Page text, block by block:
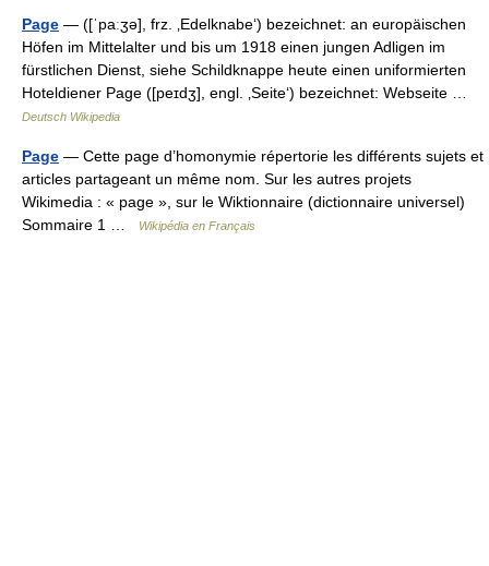
Page — ([ˈpaːʒə], frz. ‚Edelknabe‘) bezeichnet: an europäischen
Höfen im Mittelalter und bis um 1918 einen jungen Adligen im
fürstlichen Dienst, siehe Schildknappe heute einen uniformierten
Hoteldiener Page ([peɪdʒ], engl. ‚Seite‘) bezeichnet: Webseite …
Deutsch Wikipedia
Page — Cette page d’homonymie répertorie les différents sujets et
articles partageant un même nom. Sur les autres projets
Wikimedia : « page », sur le Wiktionnaire (dictionnaire universel)
Sommaire 1 …
Wikipédia en Français